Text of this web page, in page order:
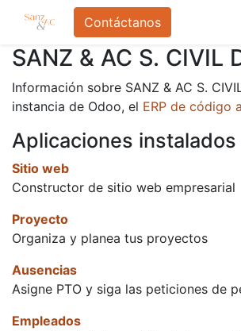
Contáctanos
SANZ & AC S. CIVIL
Información sobre SANZ & AC S.
instancia de Odoo, el ERP de código
Aplicaciones instalados
Sitio web
Constructor de sitio web empresarial
Proyecto
Organiza y planea tus proyectos
Ausencias
Asigne PTO y siga las peticiones de
Empleados